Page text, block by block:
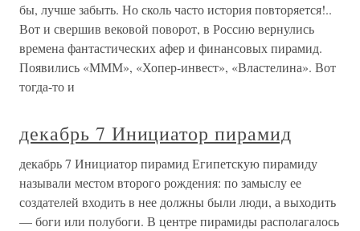
бы, лучше забыть. Но сколь часто история повторяется!..
Вот и свершив вековой поворот, в Россию вернулись
времена фантастических афер и финансовых пирамид.
Появились «МММ», «Хопер-инвест», «Властелина». Вот
тогда-то и
декабрь 7 Инициатор пирамид
декабрь 7 Инициатор пирамид Египетскую пирамиду
называли местом второго рождения: по замыслу ее
создателей входить в нее должны были люди, а выходить
— боги или полубоги. В центре пирамиды располагалось